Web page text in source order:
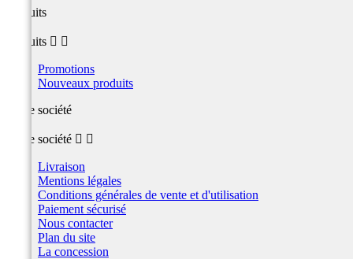
produits
produits  
Promotions
Nouveaux produits
Notre société
Notre société  
Livraison
Mentions légales
Conditions générales de vente et d'utilisation
Paiement sécurisé
Nous contacter
Plan du site
La concession